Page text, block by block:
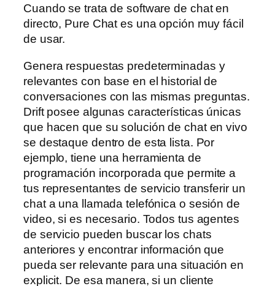
Cuando se trata de software de chat en
directo, Pure Chat es una opción muy fácil
de usar.
Genera respuestas predeterminadas y
relevantes con base en el historial de
conversaciones con las mismas preguntas.
Drift posee algunas características únicas
que hacen que su solución de chat en vivo
se destaque dentro de esta lista. Por
ejemplo, tiene una herramienta de
programación incorporada que permite a
tus representantes de servicio transferir un
chat a una llamada telefónica o sesión de
video, si es necesario. Todos tus agentes
de servicio pueden buscar los chats
anteriores y encontrar información que
pueda ser relevante para una situación en
explicit. De esa manera, si un cliente